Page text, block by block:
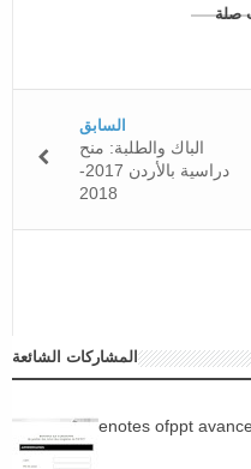
صلة
السابق
الباك والطلبة: منح
دراسية بالأردن 2017-
2018
المشاركات الشائعة
enotes ofppt